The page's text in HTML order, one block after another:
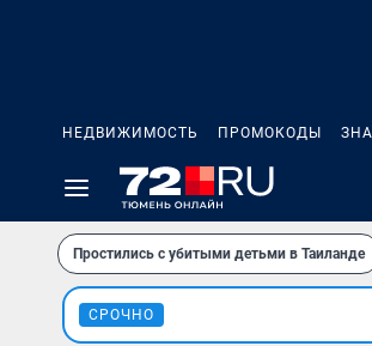
НЕДВИЖИМОСТЬ ПРОМОКОДЫ
Простились с убитыми детьми в Таиланде
СРОЧНО